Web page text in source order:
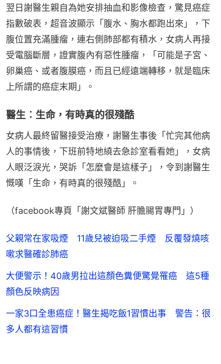
翌日謝醫生親自為她安排抽血和影像檢查，驚見癌症
指數破表，超音波顯示「腹水、胸水都跑出來」，下
腹位置充滿腫瘤，連右側肺部都有積水，女病人再接
受電腦斷層，證實腹內有惡性腫瘤，「可能是子宮、
卵巢癌、或者腹膜癌，而且已經遠端轉移，就是臨床
上所謂的癌症末期」。
醫生︰生命，有時真的很殘酷
女病人最終留醫接受治療，謝醫生事後「忙完其他病
人的事情後，下班前特地繞去急診室看看她」，女病
人眼泛淚光，哭訴「怎麼會是這樣子」，令到謝醫生
慨嘆「生命，有時真的很殘酷」。
（facebook專頁「謝文斌醫師 肝膽腸胃專門」）
父親常在家吸煙 11歲兒被迫吸二手煙 反覆發燒咳
嗽求醫確診肺癌
大便警示！40歲男拉出這顏色糞便驚覺罹癌 這5種
顏色反映病因
一家3口全患癌症！醫生揭吃飯1習慣出事 警告：很
多人都有這習慣